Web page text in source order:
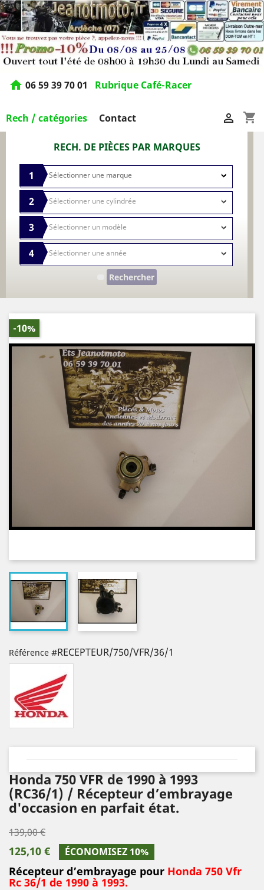
home 06 59 39 70 01 Rubrique Café-Racer
Rech / catégories Contact shopping_cart

RECH. DE PIÈCES PAR MARQUES
1
2
3
4
Rechercher
-10%
Référence #RECEPTEUR/750/VFR/36/1
Honda 750 VFR de 1990 à 1993
(RC36/1) / Récepteur d’embrayage
d'occasion en parfait état.
139,00 €
125,10 € ÉCONOMISEZ 10%
Récepteur d’embrayage pour Honda 750 Vfr
Rc 36/1 de 1990 à 1993.